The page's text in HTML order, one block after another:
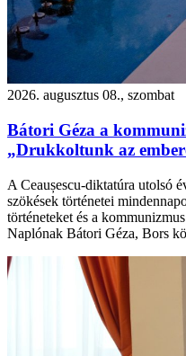
2026. augusztus 08., szombat
Bátori Géza a
„Drukkoltunk az
A Ceaușescu-diktatúra utolsó
szökések történetei
történeteket és a
Naplónak Bátori Géza, Bors